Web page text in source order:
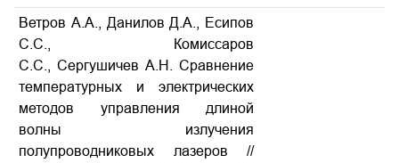
Ветров А.А., Данилов Д.А., Есипов
С.С., Комиссаров
С.С., Сергушичев А.Н. Сравнение
температурных и электрических
методов управления длиной
волны излучения
полупроводниковых лазеров //